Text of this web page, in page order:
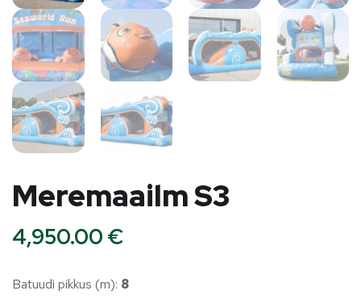
Meremaailm S3
4,950.00 €
Batuudi pikkus (m): 8